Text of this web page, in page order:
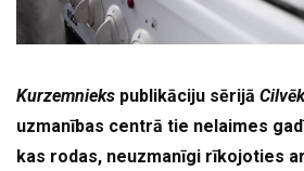
Kurzemnieks publikāciju sērijā
uzmanības centrā tie nelaimes
kas rodas, neuzmanīgi rīkojoties